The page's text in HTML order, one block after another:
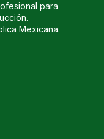
para
Mexicana.